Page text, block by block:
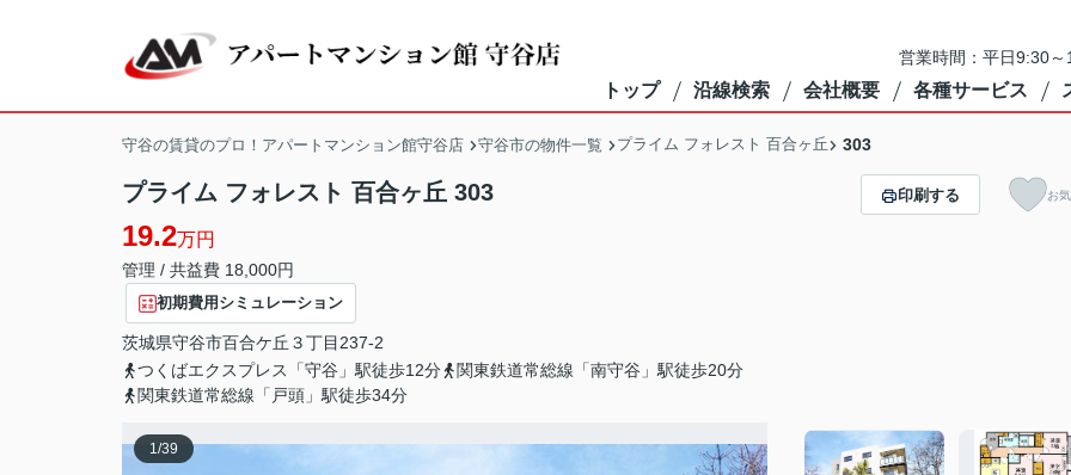
営業時間：平日9:30
トップ 沿線検索 会社概要 各種サービス
守谷の賃貸のプロ！アパートマンション館守谷店 守谷市の物件一覧 プライム フォレスト 百合ヶ丘 303
プライム フォレスト 百合ヶ丘 303
19.2万円
管理 / 共益費 18,000円
初期費用シミュレーション
茨城県守谷市百合ケ丘 ３丁目237-2
つくばエクスプレス「守谷」駅徒歩12分
関東鉄道常総線「南守谷」駅徒歩20分
関東鉄道常総線「戸頭」駅徒歩34分
印刷する お
1/39